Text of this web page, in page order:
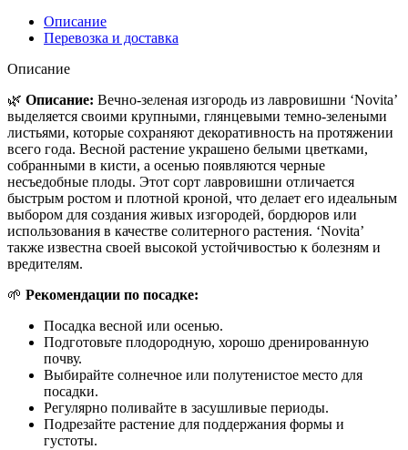
Описание
Перевозка и доставка
Описание
🌿 Описание: Вечно-зеленая изгородь из лавровишни ‘Novita’
выделяется своими крупными, глянцевыми темно-зелеными
листьями, которые сохраняют декоративность на протяжении
всего года. Весной растение украшено белыми цветками,
собранными в кисти, а осенью появляются черные
несъедобные плоды. Этот сорт лавровишни отличается
быстрым ростом и плотной кроной, что делает его идеальным
выбором для создания живых изгородей, бордюров или
использования в качестве солитерного растения. ‘Novita’
также известна своей высокой устойчивостью к болезням и
вредителям.
🌱 Рекомендации по посадке:
Посадка весной или осенью.
Подготовьте плодородную, хорошо дренированную
почву.
Выбирайте солнечное или полутенистое место для
посадки.
Регулярно поливайте в засушливые периоды.
Подрезайте растение для поддержания формы и
густоты.